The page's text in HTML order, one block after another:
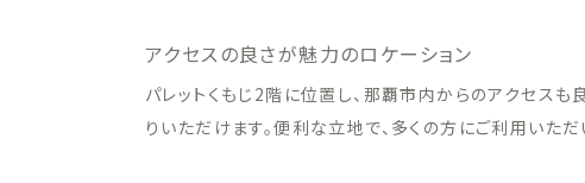
アクセスの良さが魅力のロケーション
パレットくもじ2階に位置し、那覇市内からのアクセス
りいただけます。便利な立地で、多くの方にご利用いた